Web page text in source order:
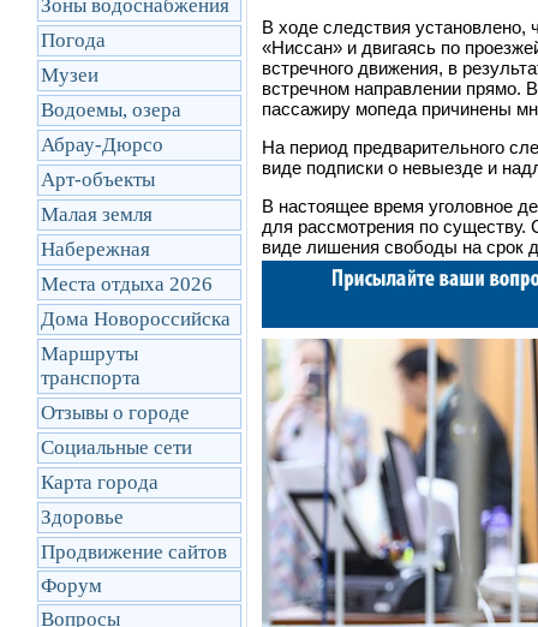
Зоны водоснабжения
Погода
Музеи
Водоемы, озера
Абрау-Дюрсо
Арт-объекты
Малая земля
Набережная
Места отдыха 2026
Дома Новороссийска
Маршруты
транcпорта
Отзывы о городе
Социальные сети
Карта города
Здоровье
Продвижение сайтов
Форум
Вопросы
В ходе следствия
«Ниссан» и двигаясь по
встречного движения, в
встречном направлении прямо.
пассажиру мопеда причинены
На период предварительного
виде подписки о невыезде и
В настоящее время уголовное
для рассмотрения по существу.
виде лишения свободы на срок